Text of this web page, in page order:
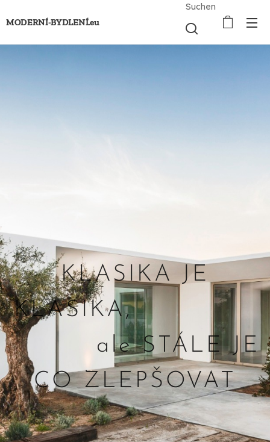
MODERNÍ-BYDLENÍ.eu
Suchen
KLASIKA JE
KLASIKA,
ale STÁLE JE
CO ZLEPŠOVAT